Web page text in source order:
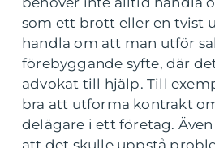
som ett brott eller en tvist
handla om att man utför
förebyggande syfte, där
advokat till hjälp. Till
bra att utforma kontrakt
delägare i ett företag.
att det skulle uppstå